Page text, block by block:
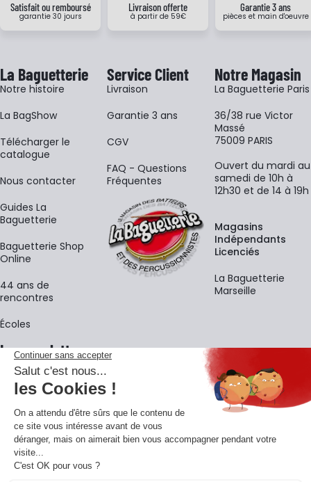
Satisfait ou remboursé
garantie 30 jours
Livraison offerte
à partir de 59€
Garantie 3 ans
pièces et main d'oeuvre
La Baguetterie
Notre histoire
La BagShow
​Télécharger le
catalogue
Nous contacter
Guides La
Baguetterie
Baguetterie Shop
Online
44 ans de
rencontres
Écoles
Service Client
Livraison
Garantie 3 ans
CGV
FAQ - Questions
Fréquentes
Notre Magasin
La Baguetterie Paris
36/38 rue Victor
Massé
75009 PARIS
Ouvert du mardi au
samedi de 10h à
12h30 et de 14 à 19h
Magasins
Indépendants
Licenciés
La Baguetterie
Marseille
La newsletter
Adresse e-mail
En vous inscrivant à notre newsletter, vous acceptez notrepolitique de
confidentialité.
Retrouvons-nous sur